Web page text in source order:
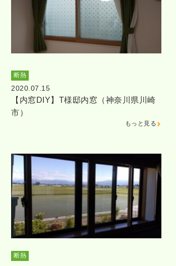
断熱
2020.07.15
【内窓DIY】T様邸内窓（神奈川県川崎
市）
もっと見る
断熱